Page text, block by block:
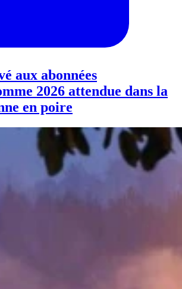
aux abonnées
2026 attendue dans la
en poire